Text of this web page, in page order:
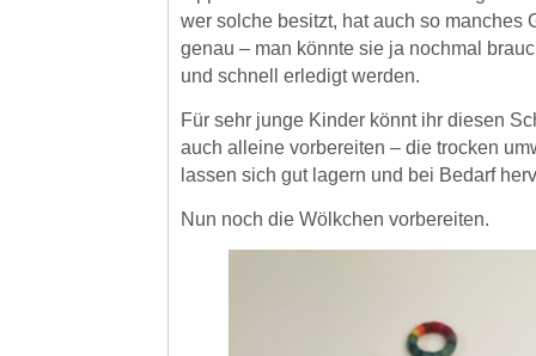
wer solche besitzt, hat auch so manches
genau – man könnte sie ja nochmal
und schnell erledigt werden.
Für sehr junge Kinder könnt ihr diesen
auch alleine vorbereiten – die trocken
lassen sich gut lagern und bei Bedarf
Nun noch die Wölkchen vorbereiten.